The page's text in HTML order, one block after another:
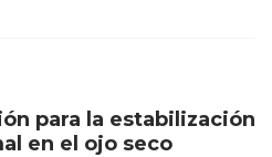
para la estabilización
en el ojo seco